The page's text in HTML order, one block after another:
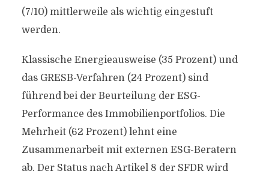
(7/10) mittlerweile als wichtig eingestuft
werden.
Klassische Energieausweise (35 Prozent) und
das GRESB-Verfahren (24 Prozent) sind
führend bei der Beurteilung der ESG-
Performance des Immobilienportfolios. Die
Mehrheit (62 Prozent) lehnt eine
Zusammenarbeit mit externen ESG-Beratern
ab. Der Status nach Artikel 8 der SFDR wird